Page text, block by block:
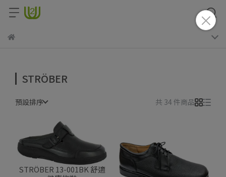
STRÖBER
預設排序 共 34 件商品
STRÖBER 13-001BK 舒適